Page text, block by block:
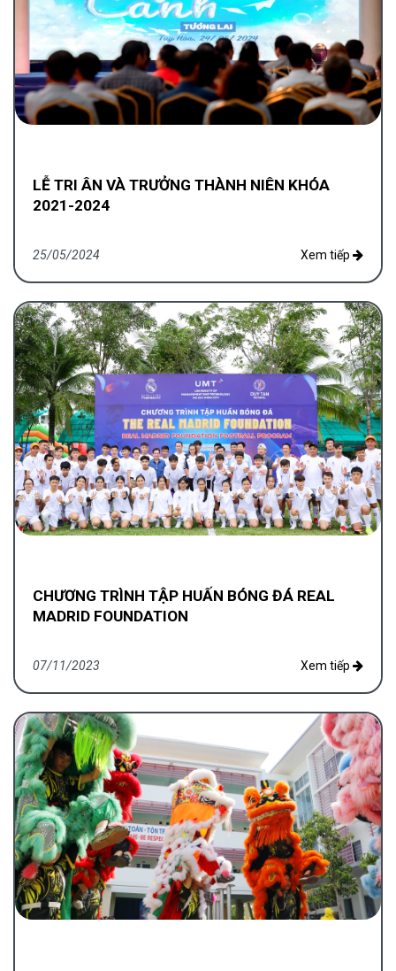
LỄ TRI ÂN VÀ TRƯỞNG THÀNH NIÊN KHÓA
2021-2024
25/05/2024 Xem tiếp
CHƯƠNG TRÌNH TẬP HUẤN BÓNG ĐÁ REAL
MADRID FOUNDATION
07/11/2023 Xem tiếp